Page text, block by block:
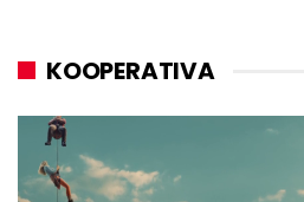
KOOPERATIVA